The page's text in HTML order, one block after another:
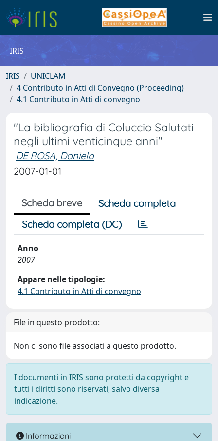
IRIS
IRIS
UNICLAM
4 Contributo in Atti di Convegno (Proceeding)
4.1 Contributo in Atti di convegno
"La bibliografia di Coluccio Salutati
negli ultimi venticinque anni"
DE ROSA, Daniela
2007-01-01
Scheda breve
Scheda completa
Scheda completa (DC)
Anno
2007
Appare nelle tipologie:
4.1 Contributo in Atti di convegno
File in questo prodotto:
Non ci sono file associati a questo prodotto.
I documenti in IRIS sono protetti da copyright e
tutti i diritti sono riservati, salvo diversa
indicazione.
Informazioni